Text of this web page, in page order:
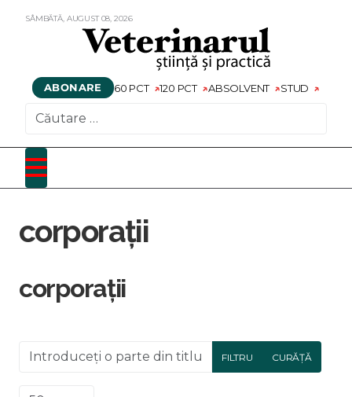
SÂMBĂTĂ, AUGUST08,2026
ABONARE 60 PCT 120 PCT ABSOLVENT STUD
corporații
corporații
Introduceți o parte din titlu. FILTRU CURĂȚĂ